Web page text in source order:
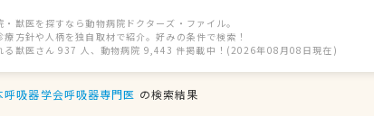
・獣医を探すなら動物病院ドクターズ・ファイル。
療方針や人柄を独自取材で紹介。好みの条件で検索！
る獣医さん 937 人、動物病院 9,443 件掲載中！(2026年08月08日現在)
呼吸器学会呼吸器専門医 の検索結果